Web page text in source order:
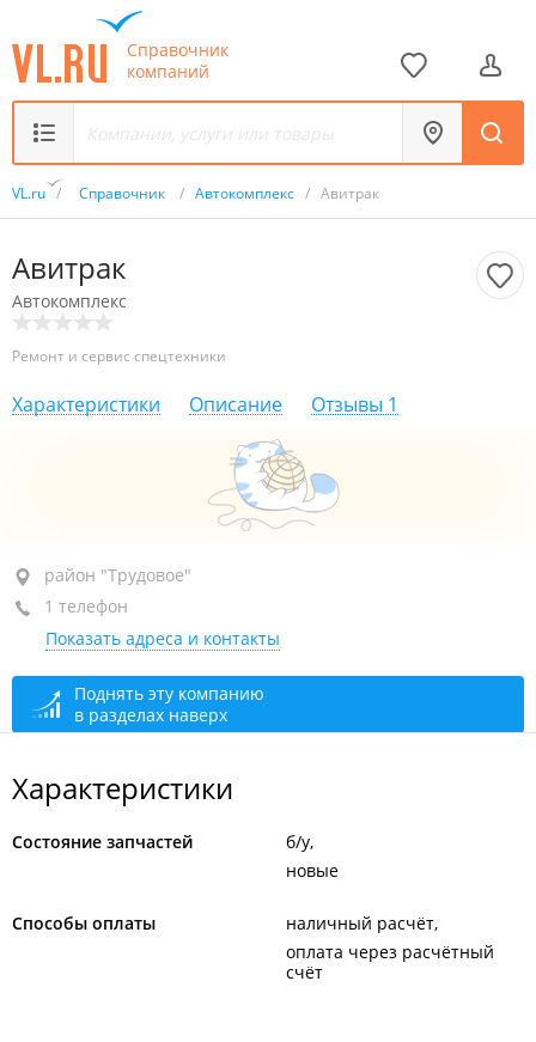
Справочник
компаний
VL.ru / Справочник / Автокомплекс / Авитрак
Авитрак
Автокомплекс
Ремонт и сервис спецтехники
Характеристики Описание Отзывы 1
район "Трудовое", ул. Пшеницына, 105
+7 951 021-78-79
сегодня закрыто
район "Трудовое"
1 телефон
Показать адреса и контакты
Поднять эту компанию
в разделах наверх
Характеристики
Состояние запчастей
б/у
новые
Способы оплаты
наличный расчёт
оплата через расчётный
счёт